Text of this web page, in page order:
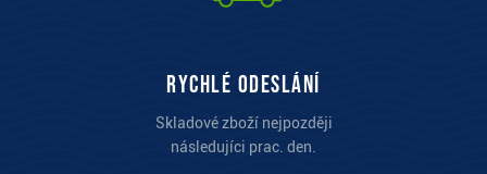
Rychlé odeslání
Skladové zboží nejpozději
následujíci prac. den.